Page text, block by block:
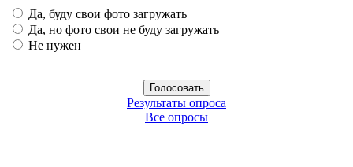
Да, буду свои фото загружать
Да, но фото свои не буду загружать
Не нужен
Результаты опроса
Все опросы